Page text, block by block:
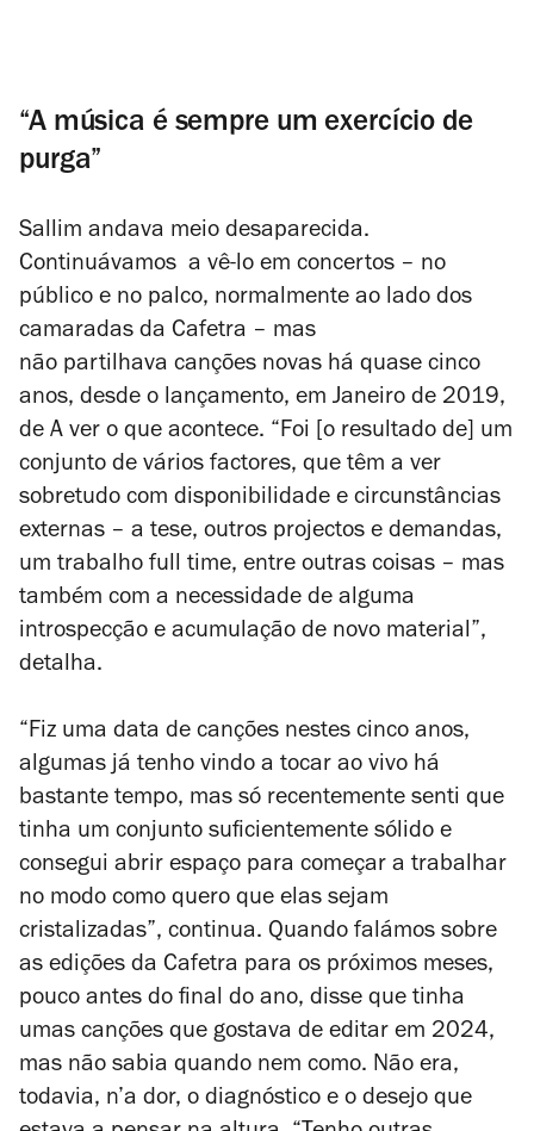
“A música é sempre um exercício de
purga”
Sallim andava meio desaparecida.
Continuávamos a vê-lo em concertos – no
público e no palco, normalmente ao lado dos
camaradas da Cafetra – mas
não partilhava canções novas há quase cinco
anos, desde o lançamento, em Janeiro de 2019,
de A ver o que acontece. “Foi [o resultado de] um
conjunto de vários factores, que têm a ver
sobretudo com disponibilidade e circunstâncias
externas – a tese, outros projectos e demandas,
um trabalho full time, entre outras coisas – mas
também com a necessidade de alguma
introspecção e acumulação de novo material”,
detalha.
“Fiz uma data de canções nestes cinco anos,
algumas já tenho vindo a tocar ao vivo há
bastante tempo, mas só recentemente senti que
tinha um conjunto suficientemente sólido e
consegui abrir espaço para começar a trabalhar
no modo como quero que elas sejam
cristalizadas”, continua. Quando falámos sobre
as edições da Cafetra para os próximos meses,
pouco antes do final do ano, disse que tinha
umas canções que gostava de editar em 2024,
mas não sabia quando nem como. Não era,
todavia, n’a dor, o diagnóstico e o desejo que